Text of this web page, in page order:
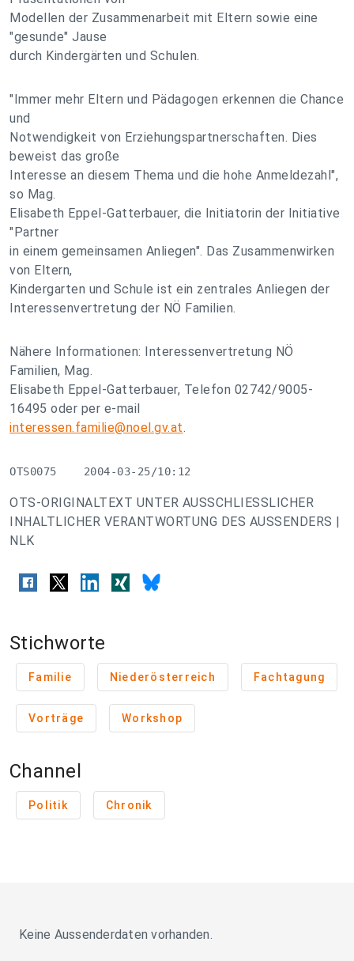
Modellen der Zusammenarbeit mit Eltern sowie eine
"gesunde" Jause
durch Kindergärten und Schulen.
"Immer mehr Eltern und Pädagogen erkennen die Chance
und
Notwendigkeit von Erziehungspartnerschaften. Dies
beweist das große
Interesse an diesem Thema und die hohe Anmeldezahl",
so Mag.
Elisabeth Eppel-Gatterbauer, die Initiatorin der Initiative
"Partner
in einem gemeinsamen Anliegen". Das Zusammenwirken
von Eltern,
Kindergarten und Schule ist ein zentrales Anliegen der
Interessenvertretung der NÖ Familien.
Nähere Informationen: Interessenvertretung NÖ
Familien, Mag.
Elisabeth Eppel-Gatterbauer, Telefon 02742/9005-
16495 oder per e-mail
interessen.familie@noel.gv.at.
OTS0075    2004-03-25/10:12
OTS-ORIGINALTEXT UNTER AUSSCHLIESSLICHER
INHALTLICHER VERANTWORTUNG DES AUSSENDERS |
NLK
Stichworte
Familie Niederösterreich Fachtagung
Vorträge Workshop
Channel
Politik Chronik
Keine Aussenderdaten vorhanden.